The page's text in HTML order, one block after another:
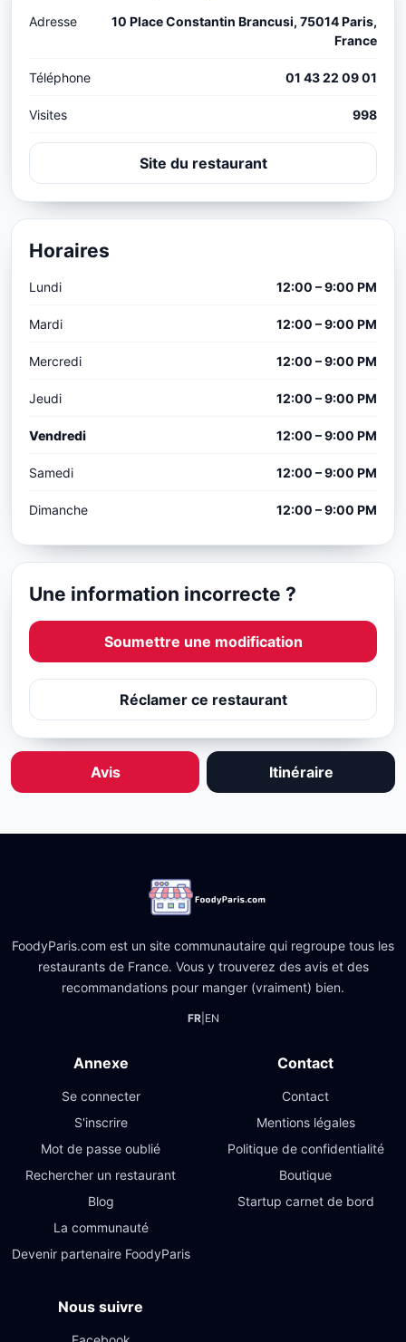
Adresse
10 Place Constantin Brancusi, 75014 Paris,
France
Téléphone 01 43 22 09 01
Visites 998
Site du restaurant
Horaires
Lundi 12:00 – 9:00 PM
Mardi 12:00 – 9:00 PM
Mercredi 12:00 – 9:00 PM
Jeudi 12:00 – 9:00 PM
Vendredi 12:00 – 9:00 PM
Samedi 12:00 – 9:00 PM
Dimanche 12:00 – 9:00 PM
Une information incorrecte ?
Soumettre une modification
Réclamer ce restaurant
Avis Itinéraire
FoodyParis.com est un site communautaire qui regroupe tous les
restaurants de France. Vous y trouverez des avis et des
recommandations pour manger (vraiment) bien.
FR| EN
Annexe
Se connecter
S'inscrire
Mot de passe oublié
Rechercher un restaurant
Blog
La communauté
Devenir partenaire FoodyParis
Contact
Contact
Mentions légales
Politique de confidentialité
Boutique
Startup carnet de bord
Nous suivre